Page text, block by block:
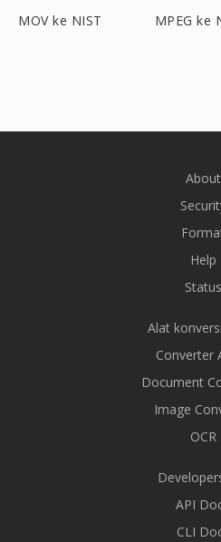
MOV ke NIST MPEG ke
About
Help
Status
Alat
Converter
Document
Image
OCR
API
CLI